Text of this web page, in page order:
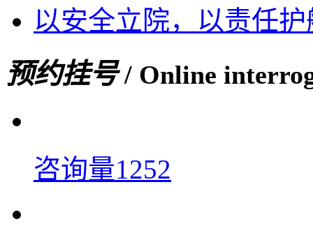
以安全立院，以责任
预约挂号/ Online
咨询量1252